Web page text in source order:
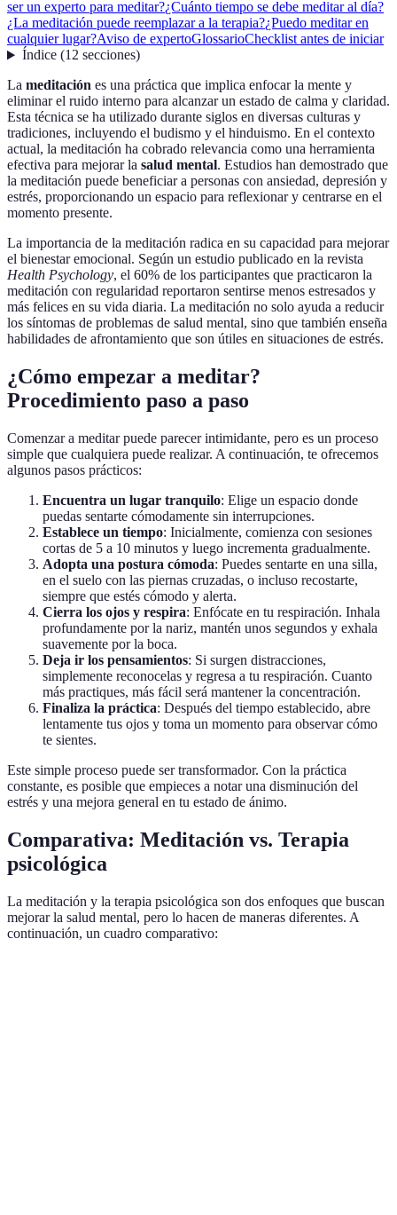
ser un experto para meditar?¿Cuánto tiempo se debe meditar al día?
¿La meditación puede reemplazar a la terapia?¿Puedo meditar en
cualquier lugar?Aviso de expertoGlossarioChecklist antes de iniciar
Índice(12 secciones)
La meditación es una práctica que implica enfocar la mente y
eliminar el ruido interno para alcanzar un estado de calma y claridad.
Esta técnica se ha utilizado durante siglos en diversas culturas y
tradiciones, incluyendo el budismo y el hinduismo. En el contexto
actual, la meditación ha cobrado relevancia como una herramienta
efectiva para mejorar la salud mental. Estudios han demostrado que
la meditación puede beneficiar a personas con ansiedad, depresión y
estrés, proporcionando un espacio para reflexionar y centrarse en el
momento presente.
La importancia de la meditación radica en su capacidad para mejorar
el bienestar emocional. Según un estudio publicado en la revista
Health Psychology, el 60% de los participantes que practicaron la
meditación con regularidad reportaron sentirse menos estresados y
más felices en su vida diaria. La meditación no solo ayuda a reducir
los síntomas de problemas de salud mental, sino que también enseña
habilidades de afrontamiento que son útiles en situaciones de estrés.
¿Cómo empezar a meditar?
Procedimiento paso a paso
Comenzar a meditar puede parecer intimidante, pero es un proceso
simple que cualquiera puede realizar. A continuación, te ofrecemos
algunos pasos prácticos:
Encuentra un lugar tranquilo: Elige un espacio donde
puedas sentarte cómodamente sin interrupciones.
Establece un tiempo: Inicialmente, comienza con sesiones
cortas de 5 a 10 minutos y luego incrementa gradualmente.
Adopta una postura cómoda: Puedes sentarte en una silla,
en el suelo con las piernas cruzadas, o incluso recostarte,
siempre que estés cómodo y alerta.
Cierra los ojos y respira: Enfócate en tu respiración. Inhala
profundamente por la nariz, mantén unos segundos y exhala
suavemente por la boca.
Deja ir los pensamientos: Si surgen distracciones,
simplemente reconocelas y regresa a tu respiración. Cuanto
más practiques, más fácil será mantener la concentración.
Finaliza la práctica: Después del tiempo establecido, abre
lentamente tus ojos y toma un momento para observar cómo
te sientes.
Este simple proceso puede ser transformador. Con la práctica
constante, es posible que empieces a notar una disminución del
estrés y una mejora general en tu estado de ánimo.
Comparativa: Meditación vs. Terapia
psicológica
La meditación y la terapia psicológica son dos enfoques que buscan
mejorar la salud mental, pero lo hacen de maneras diferentes. A
continuación, un cuadro comparativo: